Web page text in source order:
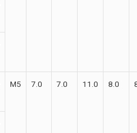
М5 7.0 7.0 11.0 8.0